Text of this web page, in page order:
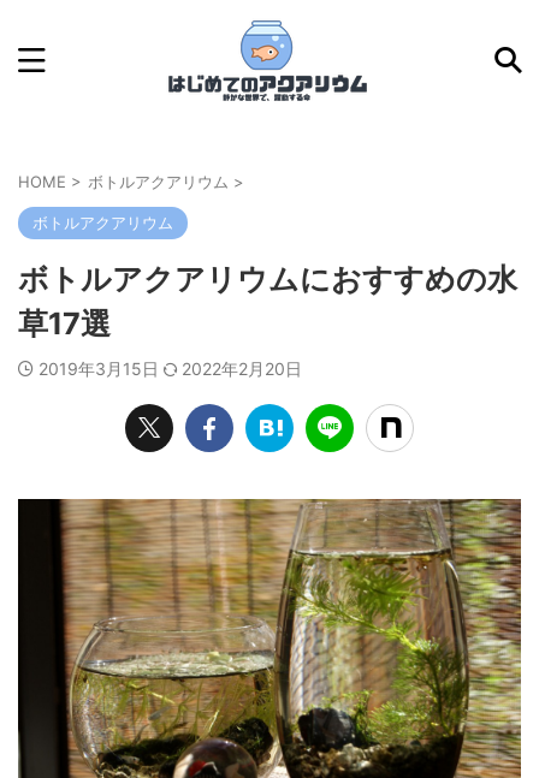
HOME > ボトルアクアリウム >
ボトルアクアリウム
ボトルアクアリウムにおすすめの水
草17選
2019年3月15日 2022年2月20日